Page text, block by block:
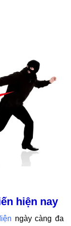
hiện nay
ngày càng đa